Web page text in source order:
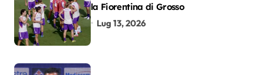
la Fiorentina di Grosso
Lug 13, 2026